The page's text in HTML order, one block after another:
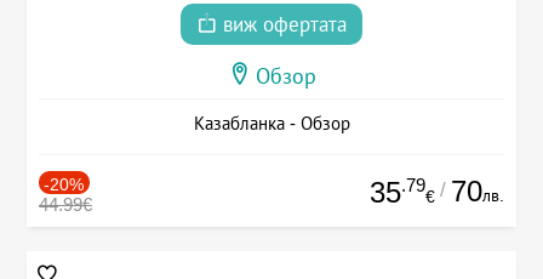
виж офертата
Обзор
Казабланка - Обзор
-20%
44.99€ 35.79
€ / 70лв.